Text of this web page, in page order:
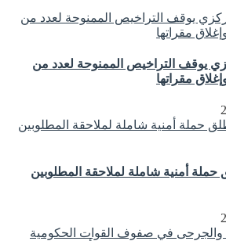
يوقف التراخيص الممنوحة لعدد من
مقراتها
حملة أمنية شاملة لملاحقة المطلوبين